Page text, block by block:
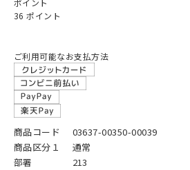
ポイント
36 ポイント
ご利用可能なお支払方法
商品コード
03637-00350-00039
商品区分１
通常
部署
213